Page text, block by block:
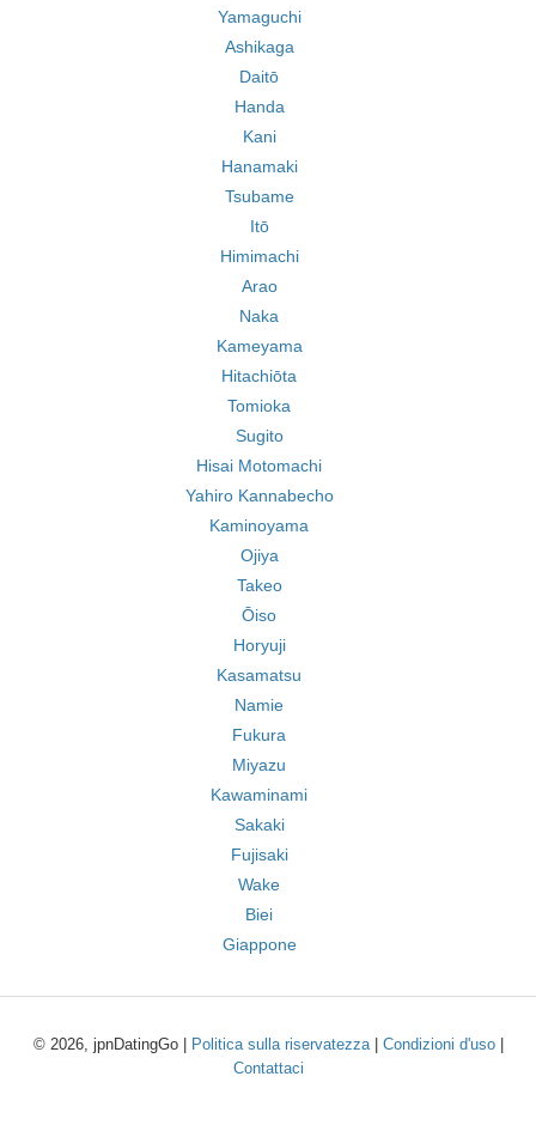
Yamaguchi
Ashikaga
Daitō
Handa
Kani
Hanamaki
Tsubame
Itō
Himimachi
Arao
Naka
Kameyama
Hitachiōta
Tomioka
Sugito
Hisai Motomachi
Yahiro Kannabecho
Kaminoyama
Ojiya
Takeo
Ōiso
Horyuji
Kasamatsu
Namie
Fukura
Miyazu
Kawaminami
Sakaki
Fujisaki
Wake
Biei
Giappone
© 2026, jpnDatingGo | Politica sulla riservatezza| Condizioni d'uso|
Contattaci